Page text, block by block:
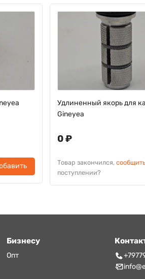
Удлиненный якорь для
Gineyea
0 ₽
Товар закончился, сообщить
поступлении?
Бизнесу
Опт